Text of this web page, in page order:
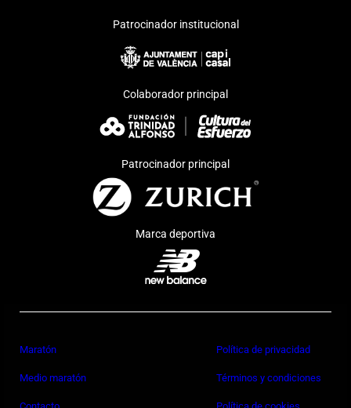
Patrocinador institucional
Colaborador principal
Patrocinador principal
Marca deportiva
Maratón
Medio maratón
Política de privacidad
Términos y condiciones